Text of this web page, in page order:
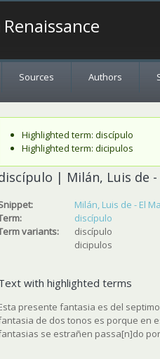
Sources Authors
Status message
Highlighted term: discípulo
Highlighted term: dicipulos
| Milán, Luis de -
Milán, Luis de - El
discípulo
variants:
discípulo
dicipulos
with highlighted terms
presente fantasia es del
de dos tonos es porque en
se estrañen passa[n]do